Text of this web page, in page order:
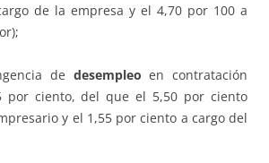
de la empresa y el 4,70 por 100 a
de desempleo en contratación
por ciento, del que el 5,50 por ciento
y el 1,55 por ciento a cargo del